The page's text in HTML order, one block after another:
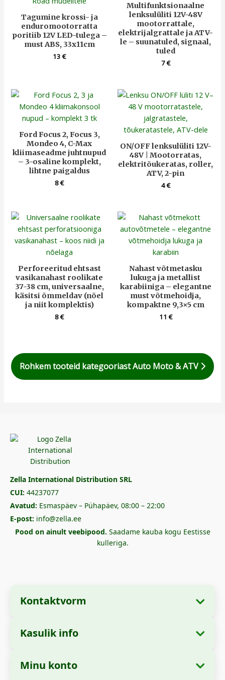
Tagumine krossi- ja
enduromootorratta
poritiib 12V LED-tulega –
must ABS, 33x11cm
13€
Multifunktsionaalne
lenksulüliti 12V-48V
mootorrattale,
elektrijalgrattale ja ATV-
le – suunatuled, signaal,
tuled
7€
Ford Focus 2, Focus 3,
Mondeo 4, C-Max
kliimaseadme juhtnupud
– 3-osaline komplekt,
lihtne paigaldus
8€
ON/OFF lenksulüliti 12V-
48V | Mootorratas,
elektritõukeratas, roller,
ATV, 2-pin
4€
Perforeeritud ehtsast
vasikanahast roolikate
37-38 cm, universaalne,
käsitsi õmmeldav (nõel
ja niit komplektis)
8€
Nahast võtmetasku
lukuga ja metallist
karabiiniga – elegantne
must võtmehoidja,
kompaktne 9,3×5 cm
11€
Rohkem tooteid kategooriast Auto Moto & ATV
Zella International Distribution SRL
CUI: 44237077
Avatud: Esmaspäev – Pühapäev, 08:00 – 22:00
E-post: info@zella.ee
Pood on ainult veebipood. Saadame kauba kogu Eestisse
kulleriga.
Kontaktvorm
Ettevõtte nimi:
SRL
Kasulik info
Minu konto